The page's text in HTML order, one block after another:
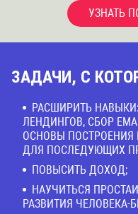
УЗНАТЬ
ЗАДАЧИ, С
РАСШИРИТЬ
ЛЕНДИНГОВ, СБОР
ОСНОВЫ ПОСТРОЕНИЯ
ДЛЯ ПОСЛЕДУЮЩИХ
ПОВЫСИТЬ ДОХОД;
НАУЧИТЬСЯ
РАЗВИТИЯ ЧЕЛОВЕКА-